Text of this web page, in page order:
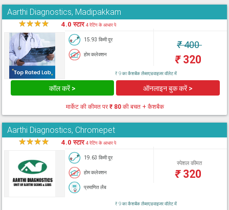
Aarthi Diagnostics, Madipakkam
★★★★ 4.0 स्टार4 रेटिंग के आधार पे
15.93 किमी दूर
होम कलेक्शन
₹400
₹320
₹ 9 का कैशबैक लैब्सएडवाइजर वॉलेट में
कॉल करें > ऑनलाइन बुक करें >
मार्केट की कीमत पर₹ 80 की बचत + कैशबैक
Aarthi Diagnostics, Chromepet
★★★★ 4.0 स्टार4 रेटिंग के आधार पे
19.63 किमी दूर
होम कलेक्शन
प्रमाणित लैब
स्पेशल कीमत
₹320
₹ 9 का कैशबैक लैब्सएडवाइजर वॉलेट में